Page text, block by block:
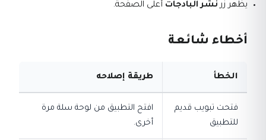
يظهر زرنشر البادجات أعلى الصفحة.
أخطاء شائعة
الخطأ طريقة إصلاحه
فتحت تبويب قديم
للتطبيق
افتح التطبيق من لوحة سلة مرة
أخرى.